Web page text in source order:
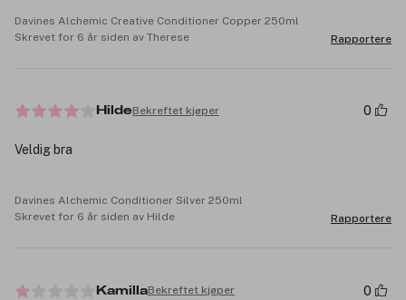
Davines Alchemic Creative Conditioner Copper 250ml
Skrevet for 6 år siden av Therese
Rapportere
HildeBekreftet kjøper 0
Veldig bra
Davines Alchemic Conditioner Silver 250ml
Skrevet for 6 år siden av Hilde
Rapportere
KamillaBekreftet kjøper 0